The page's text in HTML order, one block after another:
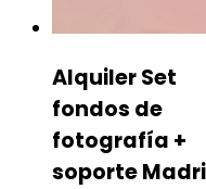
Alquiler Set
fondos de
fotografía +
soporte